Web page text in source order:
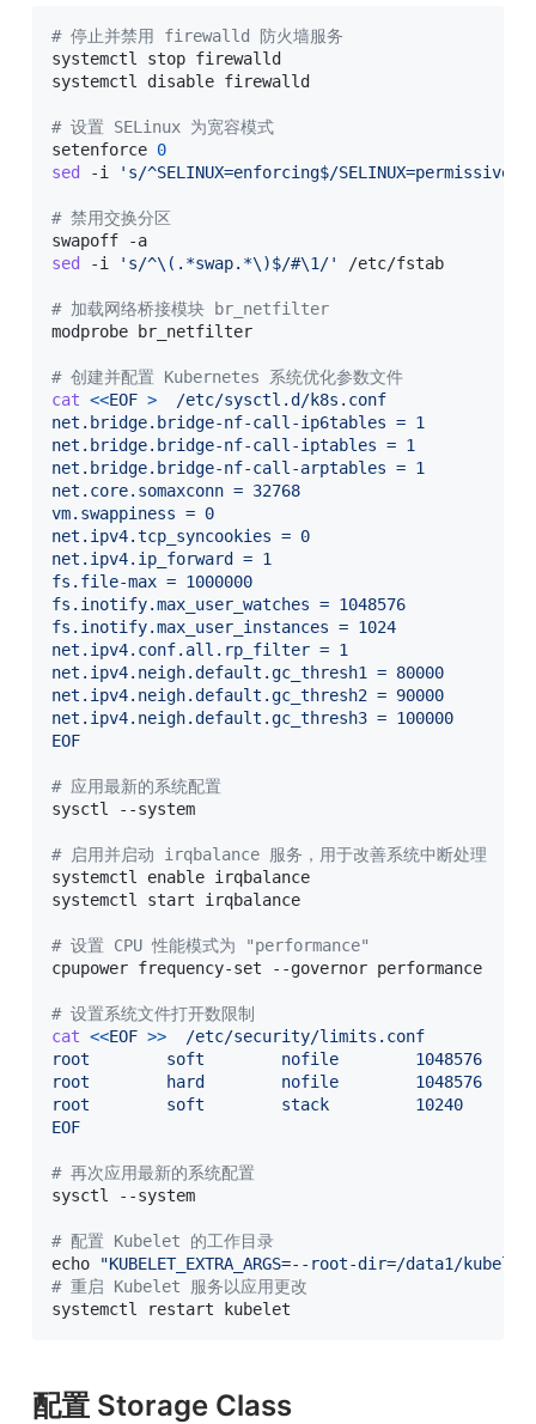
# 停止并禁用 firewalld 防火墙服务
systemctl stop firewalld
systemctl disable firewalld
# 设置 SELinux 为宽容模式
setenforce 0
sed
-i 's/^SELINUX=enforcing$/SELINUX=permissive/'
# 禁用交换分区
sed
-i 's/^\(.*swap.*\)$/#\1/' /etc/fstab
# 加载网络桥接模块 br_netfilter
modprobe br_netfilter
# 创建并配置 Kubernetes 系统优化参数文件
cat <<EOF >
  /etc/sysctl.d/k8s.conf
net.bridge.bridge-nf-call-ip6tables = 1
net.bridge.bridge-nf-call-iptables = 1
net.bridge.bridge-nf-call-arptables = 1
net.core.somaxconn = 32768
vm.swappiness = 0
net.ipv4.tcp_syncookies = 0
net.ipv4.ip_forward = 1
fs.file-max = 1000000
fs.inotify.max_user_watches = 1048576
fs.inotify.max_user_instances = 1024
net.ipv4.conf.all.rp_filter = 1
net.ipv4.neigh.default.gc_thresh1 = 80000
net.ipv4.neigh.default.gc_thresh2 = 90000
net.ipv4.neigh.default.gc_thresh3 = 100000
EOF
# 应用最新的系统配置
sysctl --system
# 启用并启动 irqbalance 服务，用于改善系统中断处理
systemctl enable irqbalance
systemctl start irqbalance
# 设置 CPU 性能模式为 "performance"
cpupower frequency-set --governor performance
# 设置系统文件打开数限制
cat <<EOF >>
  /etc/security/limits.conf
root        soft        nofile        1048576
root        hard        nofile        1048576
root        soft        stack         10240
EOF
# 再次应用最新的系统配置
sysctl --system
# 配置 Kubelet 的工作目录
echo
"KUBELET_EXTRA_ARGS=--root-dir=/data1/
# 重启 Kubelet 服务以应用更改
systemctl restart kubelet
配置 Storage Class